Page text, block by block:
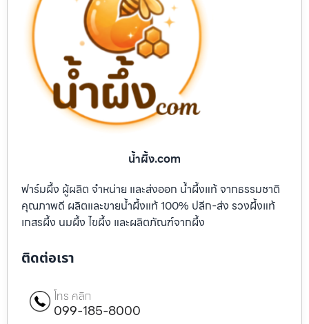
น้ำผึ้ง.com
ฟาร์มผึ้ง ผู้ผลิต จำหน่าย และส่งออก น้ำผึ้งแท้ จากธรรมชาติ
คุณภาพดี ผลิตและขายน้ำผึ้งแท้ 100% ปลีก-ส่ง รวงผึ้งแท้
เกสรผึ้ง นมผึ้ง ไขผึ้ง และผลิตภัณฑ์จากผึ้ง
ติดต่อเรา
โทร คลิก
099-185-8000